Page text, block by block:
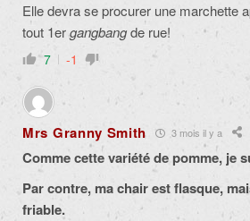
Elle devra se procurer une marchette
tout 1ergangbangde rue!
7 -1
Mrs Granny Smith 3 mois il y a
Comme cette variété de pomme, je
Par contre, machair est flasque,
friable.